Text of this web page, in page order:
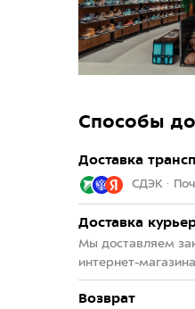
Способы
Доставка
СДЭК ·
Доставка
Мы доставляем
интернет-
Возврат